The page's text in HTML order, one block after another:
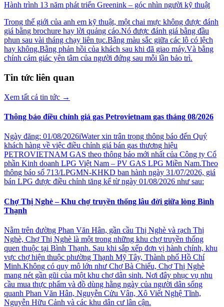
Hành trình 13 năm phát triển Greenink – góc nhìn người kỹ thuật
Trong thế giới của anh em kỹ thuật, một chai mực không được đánh
giá bằng brochure hay lời quảng cáo.Nó được đánh giá bằng đầu
phun sau vài tháng chạy liên tục.Bằng màu sắc giữa các lô có lệch
hay không.Bằng phản hồi của khách sau khi đã giao máy.Và bằng
chính cảm giác yên tâm của người đứng sau mỗi lần bảo trì.
Tin tức liên quan
Xem tất cả tin tức →
Thông báo điều chỉnh giá gas Petrovietnam gas tháng 08/2026
Ngày đăng: 01/08/2026iWater xin trân trọng thông báo đến Quý
khách hàng về việc điều chỉnh giá bán gas thương hiệu
PETROVIETNAM GAS theo thông báo mới nhất của Công ty Cổ
phần Kinh doanh LPG Việt Nam – PV GAS LPG Miền Nam.Theo
thông báo số 713/LPGMN-KHKD ban hành ngày 31/07/2026, giá
bán LPG được điều chỉnh tăng kể từ ngày 01/08/2026 như sau:
Chợ Thị Nghè – Khu chợ truyền thống lâu đời giữa lòng Bình
Thạnh
Nằm trên đường Phan Văn Hân, gần cầu Thị Nghè và rạch Thị
Nghè, Chợ Thị Nghè là một trong những khu chợ truyền thống
quen thuộc tại Bình Thạnh. Sau khi sắp xếp đơn vị hành chính, khu
vực chợ hiện thuộc phường Thạnh Mỹ Tây, Thành phố Hồ Chí
Minh.Không có quy mô lớn như Chợ Bà Chiểu, Chợ Thị Nghè
mang nét gần gũi của một khu chợ dân sinh. Nơi đây phục vụ nhu
cầu mua thực phẩm và đồ dùng hằng ngày của người dân sống
quanh Phan Văn Hân, Nguyễn Cửu Vân, Xô Viết Nghệ Tĩnh,
Nguyễn Hữu Cảnh và các khu dân cư lân cận.